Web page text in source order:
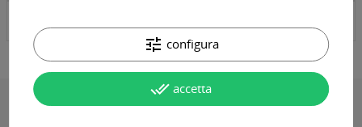
MAGNUM SOFT MAGNUM
tune configura
done_all accetta